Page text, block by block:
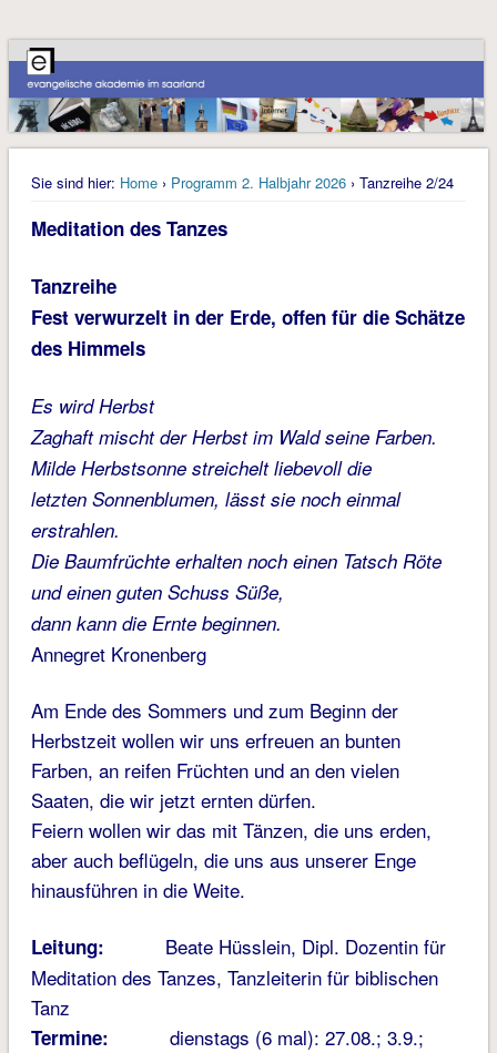
Sie sind hier: Home› Programm 2. Halbjahr 2026› Tanzreihe 2/24
Meditation des Tanzes
Tanzreihe
Fest verwurzelt in der Erde, offen für die Schätze
des Himmels
Es wird Herbst
Zaghaft mischt der Herbst im Wald seine Farben.
Milde Herbstsonne streichelt liebevoll die
letzten Sonnenblumen, lässt sie noch einmal
erstrahlen.
Die Baumfrüchte erhalten noch einen Tatsch Röte
und einen guten Schuss Süße,
dann kann die Ernte beginnen.
Annegret Kronenberg
Am Ende des Sommers und zum Beginn der
Herbstzeit wollen wir uns erfreuen an bunten
Farben, an reifen Früchten und an den vielen
Saaten, die wir jetzt ernten dürfen.
Feiern wollen wir das mit Tänzen, die uns erden,
aber auch beflügeln, die uns aus unserer Enge
hinausführen in die Weite.
Leitung: Beate Hüsslein, Dipl. Dozentin für
Meditation des Tanzes, Tanzleiterin für biblischen
Tanz
Termine: dienstags (6 mal): 27.08.; 3.9.;